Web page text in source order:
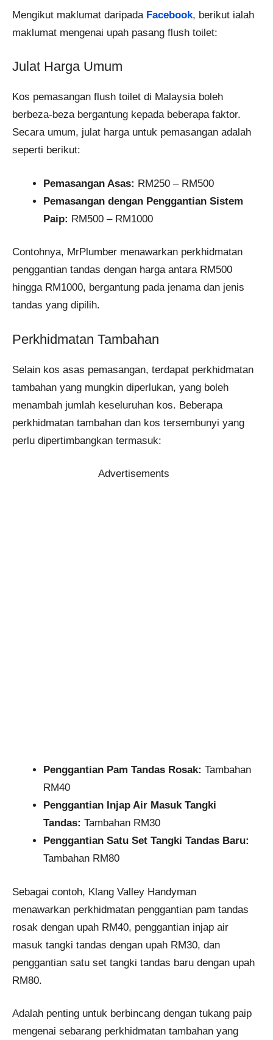
Mengikut maklumat daripada Facebook, berikut ialah
maklumat mengenai upah pasang flush toilet:
Julat Harga Umum
Kos pemasangan flush toilet di Malaysia boleh
berbeza-beza bergantung kepada beberapa faktor.
Secara umum, julat harga untuk pemasangan adalah
seperti berikut:​
Pemasangan Asas: RM250 – RM500​
Pemasangan dengan Penggantian Sistem
Paip: RM500 – RM1000
Contohnya, MrPlumber menawarkan perkhidmatan
penggantian tandas dengan harga antara RM500
hingga RM1000, bergantung pada jenama dan jenis
tandas yang dipilih. ​
Perkhidmatan Tambahan
Selain kos asas pemasangan, terdapat perkhidmatan
tambahan yang mungkin diperlukan, yang boleh
menambah jumlah keseluruhan kos. Beberapa
perkhidmatan tambahan dan kos tersembunyi yang
perlu dipertimbangkan termasuk:​
Advertisements
Penggantian Pam Tandas Rosak: Tambahan
RM40​
Penggantian Injap Air Masuk Tangki
Tandas: Tambahan RM30​
Penggantian Satu Set Tangki Tandas Baru:
Tambahan RM80
Sebagai contoh, Klang Valley Handyman
menawarkan perkhidmatan penggantian pam tandas
rosak dengan upah RM40, penggantian injap air
masuk tangki tandas dengan upah RM30, dan
penggantian satu set tangki tandas baru dengan upah
RM80.
Adalah penting untuk berbincang dengan tukang paip
mengenai sebarang perkhidmatan tambahan yang